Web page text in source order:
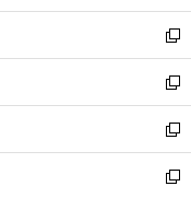
開
く
ウ
で
開
く
ン
ド
ウ
で
開
く
ウ
ィ
ン
ド
ウ
で
開
く
新
し
い
ウ
ィ
ン
ド
新
し
い
ウ
ィ
新
し
い
新